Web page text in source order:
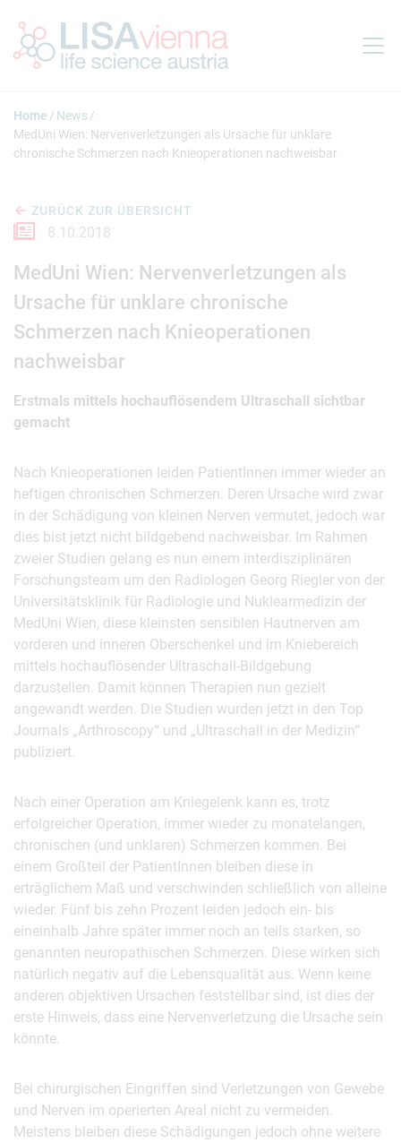
Home
News
MedUni Wien: Nervenverletzungen als Ursache für unklare
chronische Schmerzen nach Knieoperationen nachweisbar
ZURÜCK ZUR ÜBERSICHT
8.10.2018
MedUni Wien: Nervenverletzungen als
Ursache für unklare chronische
Schmerzen nach Knieoperationen
nachweisbar
Erstmals mittels hochauflösendem Ultraschall sichtbar
gemacht
Nach Knieoperationen leiden PatientInnen immer wieder an
heftigen chronischen Schmerzen. Deren Ursache wird zwar
in der Schädigung von kleinen Nerven vermutet, jedoch war
dies bist jetzt nicht bildgebend nachweisbar. Im Rahmen
zweier Studien gelang es nun einem interdisziplinären
Forschungsteam um den Radiologen Georg Riegler von der
Universitätsklinik für Radiologie und Nuklearmedizin der
MedUni Wien, diese kleinsten sensiblen Hautnerven am
vorderen und inneren Oberschenkel und im Kniebereich
mittels hochauflösender Ultraschall-Bildgebung
darzustellen. Damit können Therapien nun gezielt
angewandt werden. Die Studien wurden jetzt in den Top
Journals „Arthroscopy“ und „Ultraschall in der Medizin“
publiziert.
Nach einer Operation am Kniegelenk kann es, trotz
erfolgreicher Operation, immer wieder zu monatelangen,
chronischen (und unklaren) Schmerzen kommen. Bei
einem Großteil der PatientInnen bleiben diese in
erträglichem Maß und verschwinden schließlich von alleine
wieder. Fünf bis zehn Prozent leiden jedoch ein- bis
eineinhalb Jahre später immer noch an teils starken, so
genannten neuropathischen Schmerzen. Diese wirken sich
natürlich negativ auf die Lebensqualität aus. Wenn keine
anderen objektiven Ursachen feststellbar sind, ist dies der
erste Hinweis, dass eine Nervenverletzung die Ursache sein
könnte.
Bei chirurgischen Eingriffen sind Verletzungen von Gewebe
und Nerven im operierten Areal nicht zu vermeiden.
Meistens bleiben diese Schädigungen jedoch ohne weitere